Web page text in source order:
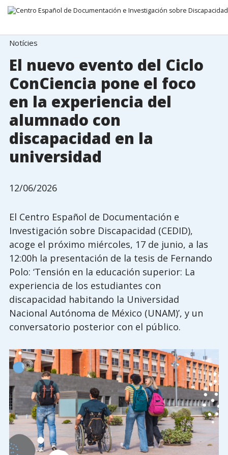
Notícies
El nuevo evento del Ciclo
ConCiencia pone el foco
en la experiencia del
alumnado con
discapacidad en la
universidad
12/06/2026
El Centro Español de Documentación e
Investigación sobre Discapacidad (CEDID),
acoge el próximo miércoles, 17 de junio, a las
12:00h la presentación de la tesis de Fernando
Polo: ‘Tensión en la educación superior: La
experiencia de los estudiantes con
discapacidad habitando la Universidad
Nacional Autónoma de México (UNAM)’, y un
conversatorio posterior con el público.